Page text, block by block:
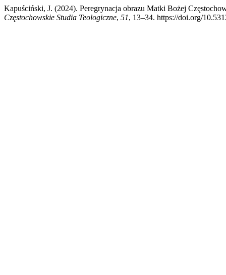
Kapuściński, J. (2024). Peregrynacja obrazu Matki Bożej
Częstochowskie Studia Teologiczne, 51, 13–34. https://doi.org/